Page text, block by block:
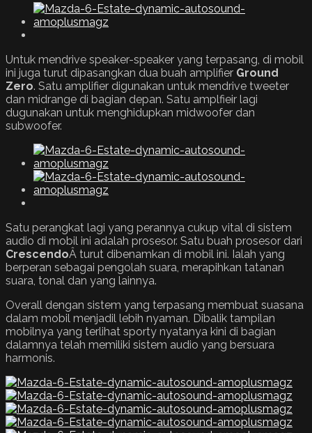
Untuk mendrive speaker-speaker yang terpasang, di mobil
ini juga turut dipasangkan dua buah amplifier Ground
Zero. Satu amplifier digunakan untuk mendrive tweeter
dan midrange di bagian depan. Satu amplfieir lagi
dugunakan untuk menghidupkan midwoofer dan
subwoofer.
Satu perangkat lagi yang perannya cukup vital di sistem
audio di mobil ini adalah prosesor. Satu buah prosesor dari
CrescendoÂ turut dibenamkan di mobil ini. Ialah yang
berperan sebagai pengolah suara, merapihkan tatanan
suara, tonal dan yang lainnya.
Overall dengan sistem yang terpasang membuat suasana
dalam mobil menjadil lebih nyaman. Dibalik tampilan
mobilnya yang terlihat sporty nyatanya kini di bagian
dalamnya telah memiliki sistem audio yang bersuara
harmonis.